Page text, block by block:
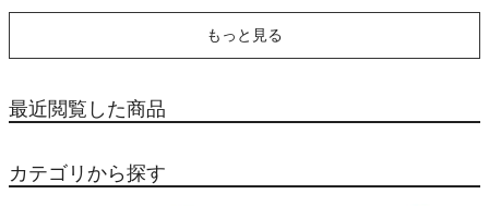
もっと見る
最近閲覧した商品
カテゴリから探す